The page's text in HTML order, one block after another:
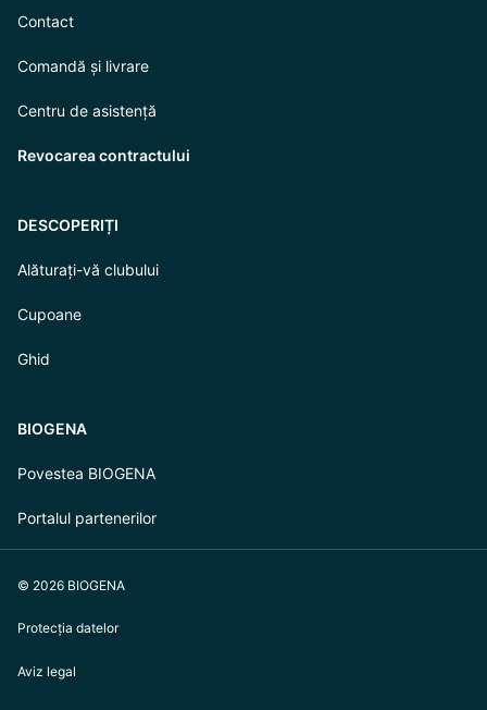
Contact
Comandă și livrare
Centru de asistență
Revocarea contractului
DESCOPERIȚI
Alăturați-vă clubului
Cupoane
Ghid
BIOGENA
Povestea BIOGENA
Portalul partenerilor
© 2026 BIOGENA
Protecția datelor
Aviz legal